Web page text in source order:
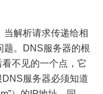
当解析请求传递给相
题。DNS服务器的根
不见的一个点，它
服务器必须知道